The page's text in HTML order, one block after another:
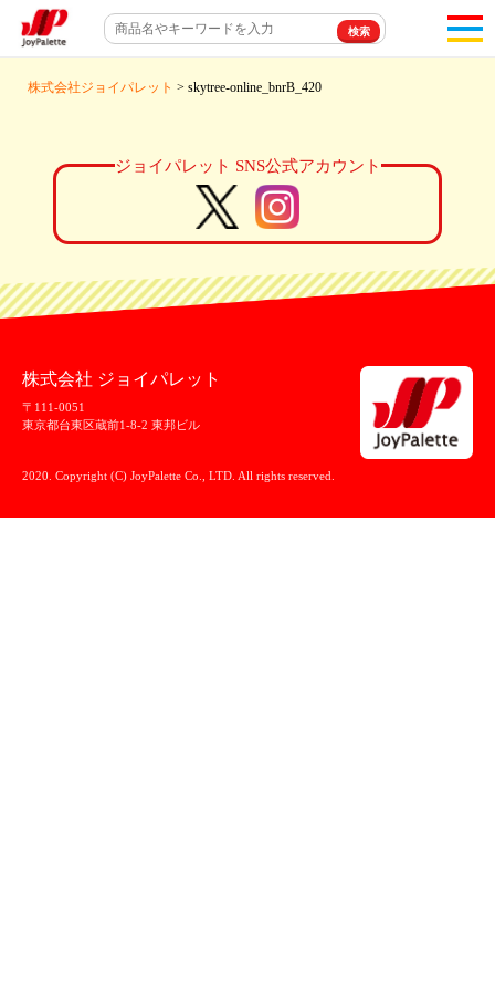
株式会社ジョイパレット > skytree-online_bnrB_420
ジョイパレット SNS公式アカウント
株式会社 ジョイパレット
〒111-0051
東京都台東区蔵前1-8-2 東邦ビル
2020. Copyright (C) JoyPalette Co., LTD. All rights reserved.